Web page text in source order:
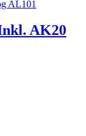
AK20